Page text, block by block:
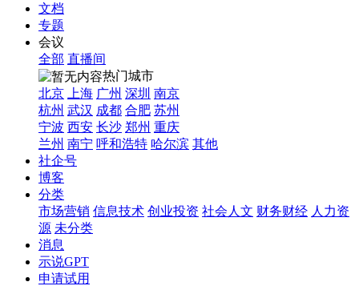
文档
专题
会议
全部 直播间
热门城市
北京
上海 广州 深圳 南京
杭州 武汉 成都 合肥 苏州
宁波 西安 长沙 郑州 重庆
兰州 南宁 呼和浩特 哈尔滨 其他
社企号
博客
分类
市场营销 信息技术 创业投资 社会人文 财务财经 人力资
源 未分类
消息
示说GPT
申请试用